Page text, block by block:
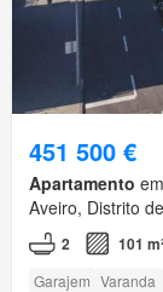
451 500 €
Apartamento
Aveiro, Distrito
2 101
Garajem Varanda